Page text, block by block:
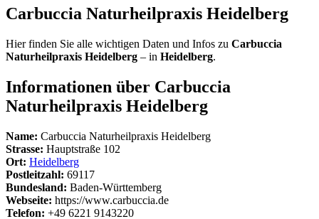
Carbuccia Naturheilpraxis Heidelberg
Hier finden Sie alle wichtigen Daten und Infos zu Carbuccia
Naturheilpraxis Heidelberg – in Heidelberg.
Informationen über Carbuccia
Naturheilpraxis Heidelberg
Name: Carbuccia Naturheilpraxis Heidelberg
Strasse: Hauptstraße 102
Ort: Heidelberg
Postleitzahl: 69117
Bundesland: Baden-Württemberg
Webseite: https://www.carbuccia.de
Telefon: +49 6221 9143220